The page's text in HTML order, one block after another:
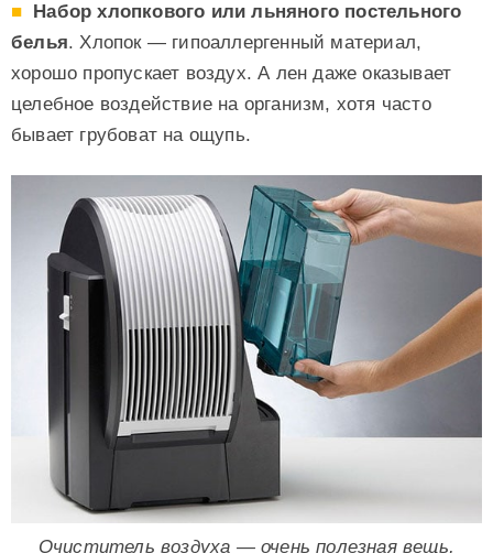
Набор хлопкового или льняного постельного
белья. Хлопок — гипоаллергенный материал,
хорошо пропускает воздух. А лен даже оказывает
целебное воздействие на организм, хотя часто
бывает грубоват на ощупь.
Очиститель воздуха — очень полезная вещь,